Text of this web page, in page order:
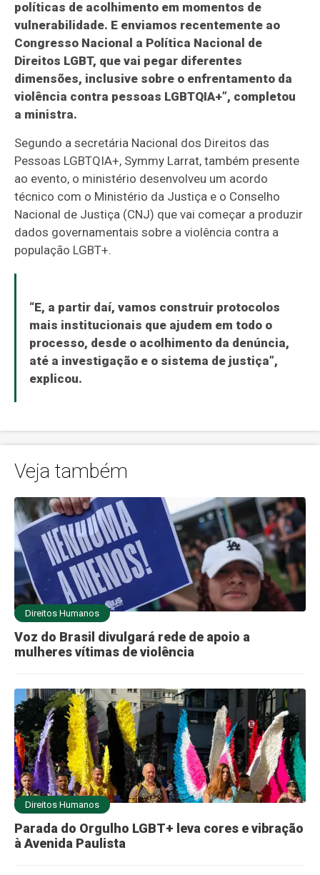
políticas de acolhimento em momentos de
vulnerabilidade. E enviamos recentemente ao
Congresso Nacional a Política Nacional de
Direitos LGBT, que vai pegar diferentes
dimensões, inclusive sobre o enfrentamento da
violência contra pessoas LGBTQIA+”, completou
a ministra.
Segundo a secretária Nacional dos Direitos das
Pessoas LGBTQIA+, Symmy Larrat, também presente
ao evento, o ministério desenvolveu um acordo
técnico com o Ministério da Justiça e o Conselho
Nacional de Justiça (CNJ) que vai começar a produzir
dados governamentais sobre a violência contra a
população LGBT+.
“E, a partir daí, vamos construir protocolos
mais institucionais que ajudem em todo o
processo, desde o acolhimento da denúncia,
até a investigação e o sistema de justiça”,
explicou.
Veja também
Direitos Humanos
Voz do Brasil divulgará rede de apoio a
mulheres vítimas de violência
Direitos Humanos
Parada do Orgulho LGBT+ leva cores e vibração
à Avenida Paulista